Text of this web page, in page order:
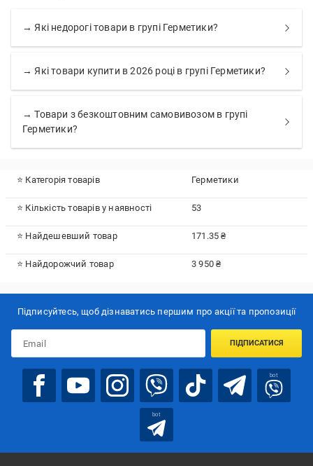
→ Які недорогі товари в групі Герметики?
→ Які товари купити в 2026 році в групі Герметики?
→ Товари з безкоштовним самовивозом в групі
Герметики?
⭐ Категорія товарів Герметики
⭐ Кількість товарів у наявності 53
⭐ Найдешевший товар 171.35 ₴
⭐ Найдорожчий товар 3 950 ₴
Підписуйтесь, щоб дізнаватись першим про акції та пропозиції
ПІДПИСАТИСЯ
bot
bot